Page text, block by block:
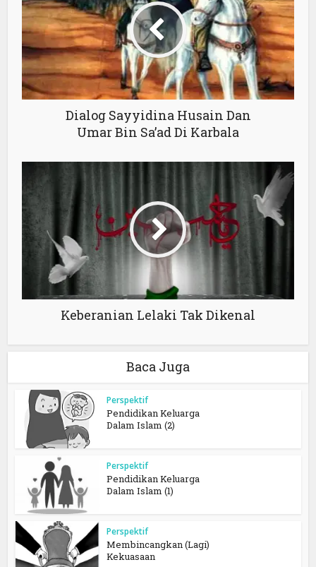
Dialog Sayyidina Husain Dan
Umar Bin Sa’ad Di Karbala
Keberanian Lelaki Tak Dikenal
Baca Juga
Perspektif
Pendidikan Keluarga
Dalam Islam (2)
Perspektif
Pendidikan Keluarga
Dalam Islam (1)
Perspektif
Membincangkan (Lagi)
Kekuasaan